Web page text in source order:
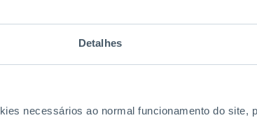
Detalhes
necessários ao normal funcionamento do site,